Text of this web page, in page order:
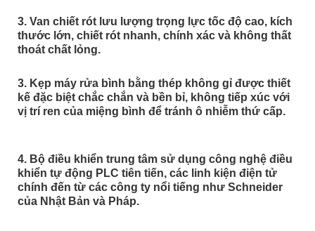
3. Van chiết rót lưu lượng trọng lực tốc độ cao, kích
thước lớn, chiết rót nhanh, chính xác và không thất
thoát chất lỏng.
3. Kẹp máy rửa bình bằng thép không gỉ được thiết
kế đặc biệt chắc chắn và bền bỉ, không tiếp xúc với
vị trí ren của miệng bình để tránh ô nhiễm thứ cấp.
4. Bộ điều khiển trung tâm sử dụng công nghệ điều
khiển tự động PLC tiên tiến, các linh kiện điện tử
chính đến từ các công ty nổi tiếng như Schneider
của Nhật Bản và Pháp.